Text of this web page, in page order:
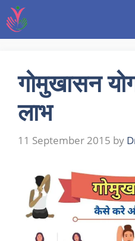
गोमुखासन
लाभ
11 September 2015 by